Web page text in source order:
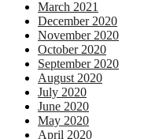
March 2021
December 2020
November 2020
October 2020
September 2020
August 2020
July 2020
June 2020
May 2020
April 2020